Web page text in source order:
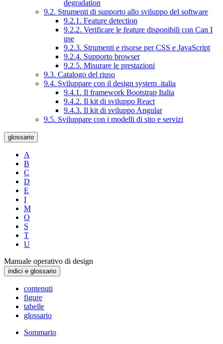
degradation
9.2. Strumenti di supporto allo sviluppo del software
9.2.1. Feature detection
9.2.2. Verificare le feature disponibili con Can I
use
9.2.3. Strumenti e risorse per CSS e JavaScript
9.2.4. Supporto browser
9.2.5. Misurare le prestazioni
9.3. Catalogo del riuso
9.4. Sviluppare con il design system .italia
9.4.1. Il framework Bootstrap Italia
9.4.2. Il kit di sviluppo React
9.4.3. Il kit di sviluppo Angular
9.5. Sviluppare con i modelli di sito e servizi
glossario
A
B
C
D
E
I
M
O
S
T
U
Manuale operativo di design
indici e glossario
contenuti
figure
tabelle
glossario
Sommario